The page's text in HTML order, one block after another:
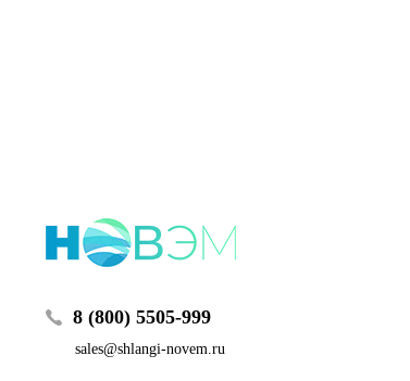
8 (800) 5505-999
sales@shlangi-novem.ru